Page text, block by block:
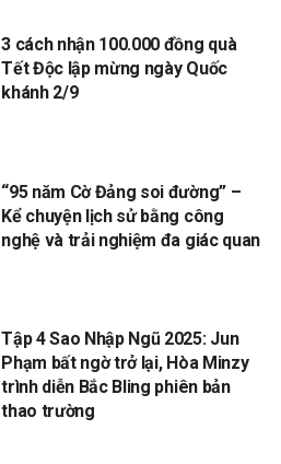
3 cách nhận 100.000 đồng quà
Tết Độc lập mừng ngày Quốc
khánh 2/9
“95 năm Cờ Đảng soi đường” –
Kể chuyện lịch sử bằng công
nghệ và trải nghiệm đa giác quan
Tập 4 Sao Nhập Ngũ 2025: Jun
Phạm bất ngờ trở lại, Hòa Minzy
trình diễn Bắc Bling phiên bản
thao trường